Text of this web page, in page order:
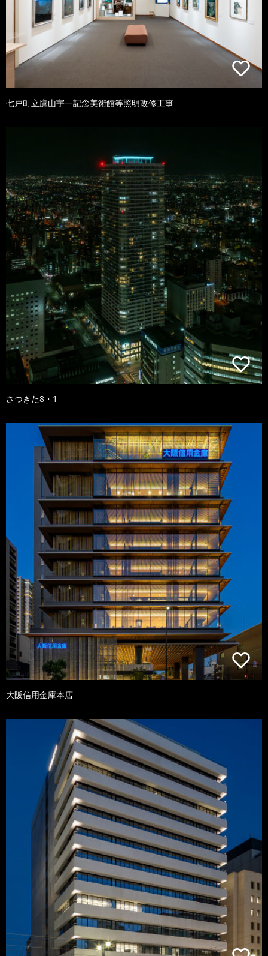
七戸町立鷹山宇一記念美術館等照明改修工事
さつきた8・1
大阪信用金庫本店